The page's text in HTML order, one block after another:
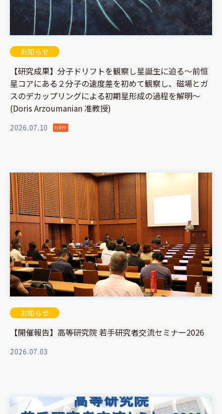
お知らせ
【研究成果】分子ドリフトを観察し星誕生に迫る～前恒
星コアにある２分子の速度差を初めて観察し、磁場とガ
スのデカップリングによる初期星形成の過程を解明～
(Doris Arzoumanian 准教授)
2026.07.10 NEW
お知らせ
【開催報告】高等研究院 若手研究者交流セミナー2026
2026.07.03